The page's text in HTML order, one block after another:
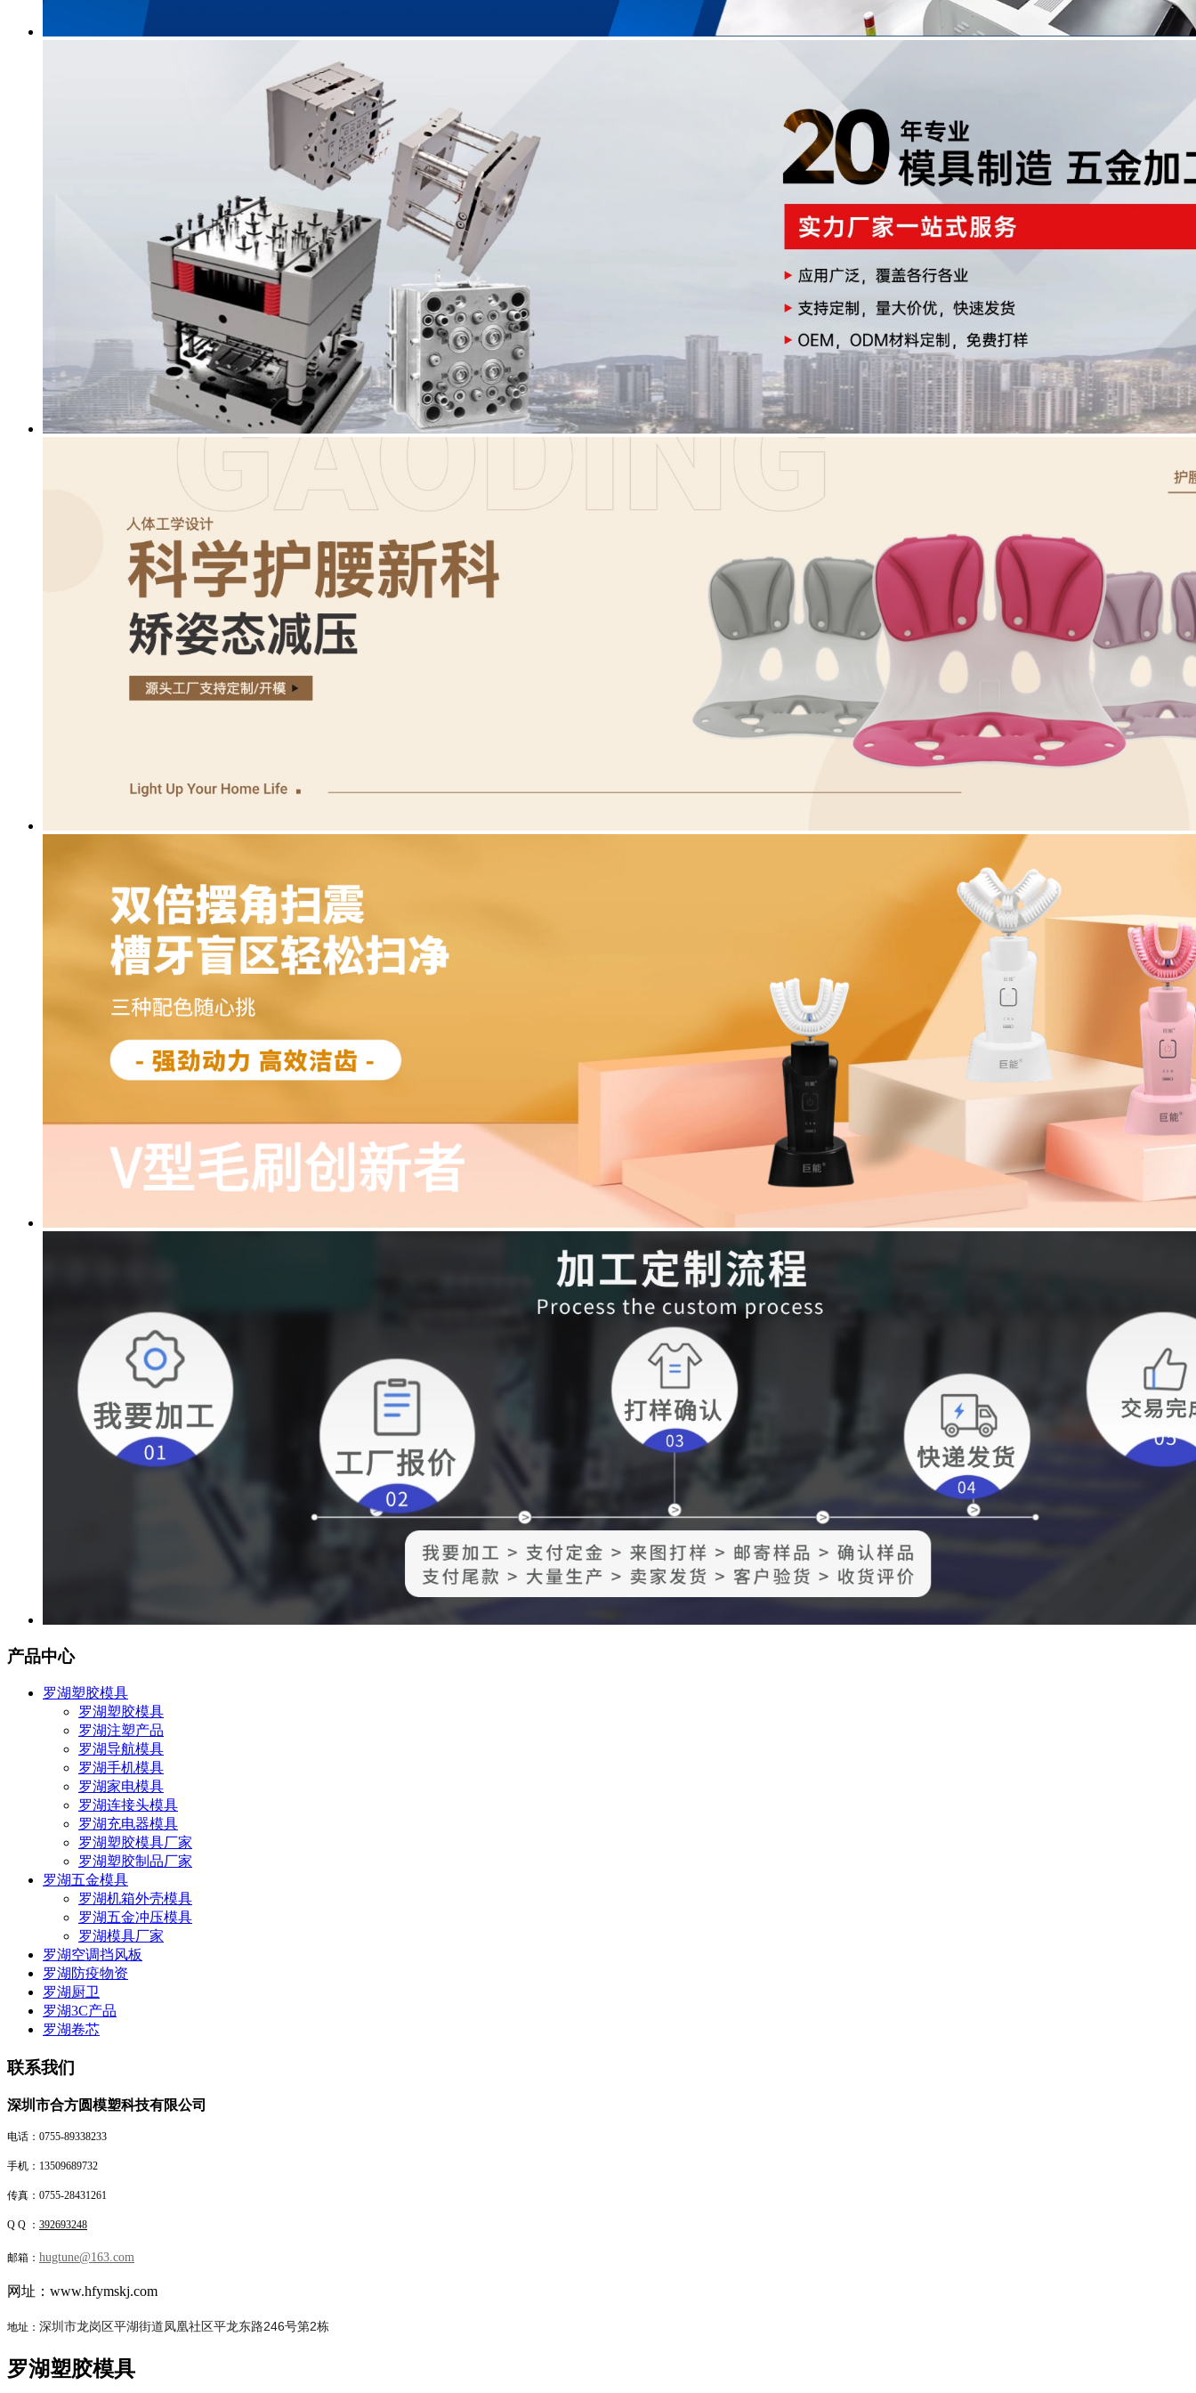
产品中心
罗湖塑胶模具
罗湖塑胶模具
罗湖注塑产品
罗湖导航模具
罗湖手机模具
罗湖家电模具
罗湖连接头模具
罗湖充电器模具
罗湖塑胶模具厂家
罗湖塑胶制品厂家
罗湖五金模具
罗湖机箱外壳模具
罗湖五金冲压模具
罗湖模具厂家
罗湖空调挡风板
罗湖防疫物资
罗湖厨卫
罗湖3C产品
罗湖卷芯
联系我们
深圳市合方圆模塑科技有限公司
电话：0755-89338233
手机 ： 13509689732
传真：0755-28431261
Q Q ： 392693248
邮箱： hugtune@163.com
网址：www.hfymskj.com
地址： 深圳市龙岗区平湖街道凤凰社区平龙东路246号第2栋
罗湖塑胶模具